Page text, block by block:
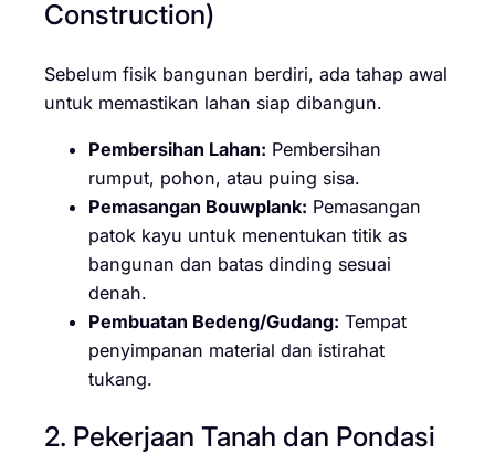
Construction)
Sebelum fisik bangunan berdiri, ada tahap awal
untuk memastikan lahan siap dibangun.
Pembersihan Lahan: Pembersihan
rumput, pohon, atau puing sisa.
Pemasangan Bouwplank: Pemasangan
patok kayu untuk menentukan titik as
bangunan dan batas dinding sesuai
denah.
Pembuatan Bedeng/Gudang: Tempat
penyimpanan material dan istirahat
tukang.
2. Pekerjaan Tanah dan Pondasi